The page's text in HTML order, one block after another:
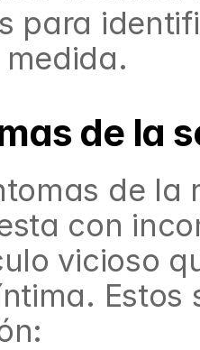
para
de la
de la
con
vicioso
Estos